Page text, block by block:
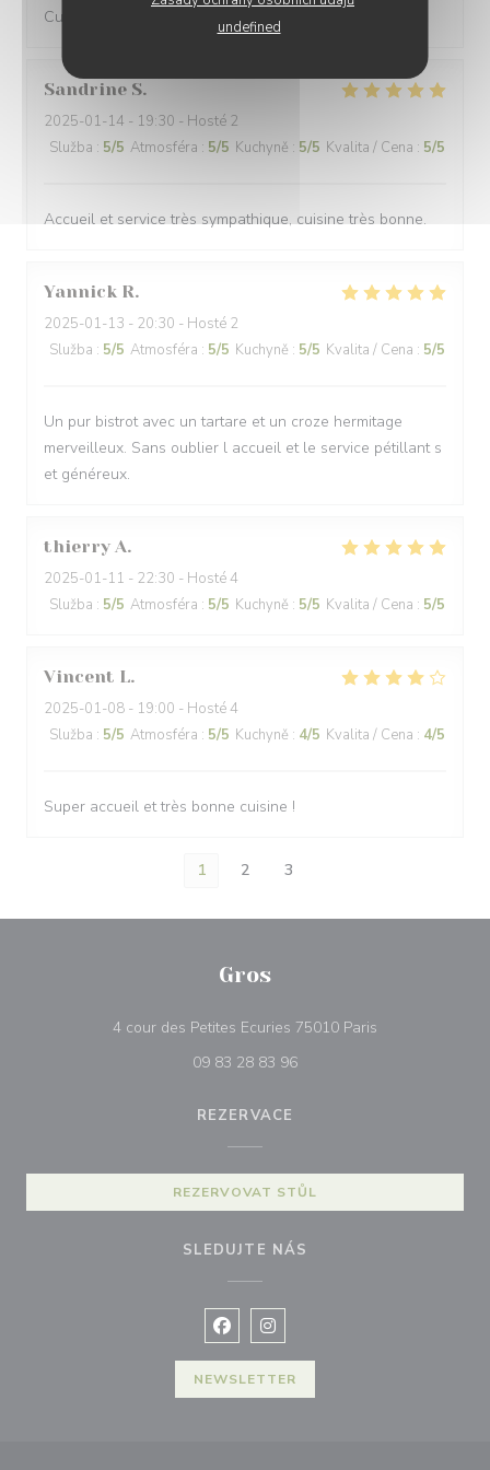
undefined
Cuisine excellente et service parfait !
Sandrine S
2025-01-14 - 19:30 - Hosté 2
Služba : 5/5 Atmosféra : 5/5 Kuchyně : 5/5 Kvalita / Cena : 5/5
Accueil et service très sympathique, cuisine très bonne.
Yannick R
2025-01-13 - 20:30 - Hosté 2
Služba : 5/5 Atmosféra : 5/5 Kuchyně : 5/5 Kvalita / Cena : 5/5
Un pur bistrot avec un tartare et un croze hermitage
merveilleux. Sans oublier l accueil et le service pétillant s
et généreux.
thierry A
2025-01-11 - 22:30 - Hosté 4
Služba : 5/5 Atmosféra : 5/5 Kuchyně : 5/5 Kvalita / Cena : 5/5
Vincent L
2025-01-08 - 19:00 - Hosté 4
Služba : 5/5 Atmosféra : 5/5 Kuchyně : 4/5 Kvalita / Cena : 4/5
Super accueil et très bonne cuisine !
1 2 3
Gros
4 cour des Petites Ecuries 75010 Paris
09 83 28 83 96
REZERVACE
REZERVOVAT STŮL
SLEDUJTE NÁS
Facebook ((otevře se v novém
Instagram ((otevře se v
NEWSLETTER